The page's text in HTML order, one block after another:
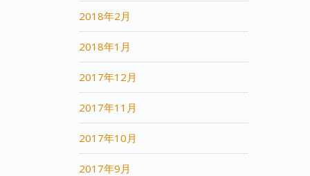
2018年2月
2018年1月
2017年12月
2017年11月
2017年10月
2017年9月